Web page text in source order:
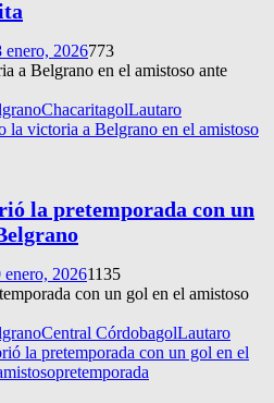
enero, 2026773
a Belgrano en el amistoso ante
ChacaritagolLautaro
la victoria a Belgrano en el amistoso
la pretemporada con un
enero, 20261135
con un gol en el amistoso
Central CórdobagolLautaro
la pretemporada con un gol en el
pretemporada